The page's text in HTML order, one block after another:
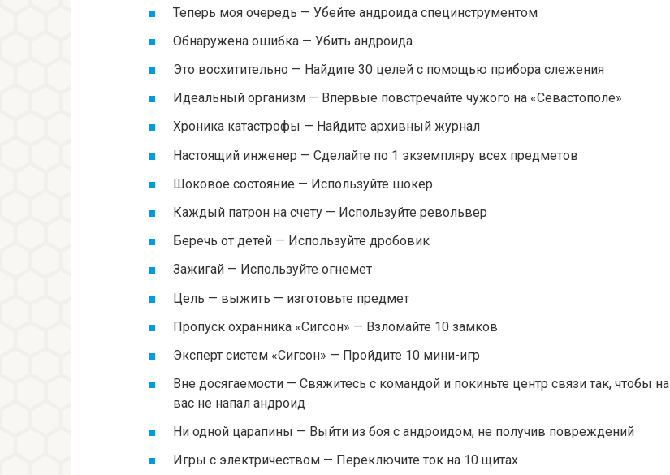
Теперь моя очередь — Убейте андроида специнструментом
Обнаружена ошибка — Убить андроида
Это восхитительно — Найдите 30 целей с помощью прибора слежения
Идеальный организм — Впервые повстречайте чужого на «Севастополе»
Хроника катастрофы — Найдите архивный журнал
Настоящий инженер — Сделайте по 1 экземпляру всех предметов
Шоковое состояние — Используйте шокер
Каждый патрон на счету — Используйте револьвер
Беречь от детей — Используйте дробовик
Зажигай — Используйте огнемет
Цель — выжить — изготовьте предмет
Пропуск охранника «Сигсон» — Взломайте 10 замков
Эксперт систем «Сигсон» — Пройдите 10 мини-игр
Вне досягаемости — Свяжитесь с командой и покиньте центр связи так, чтобы на
вас не напал андроид
Ни одной царапины — Выйти из боя с андроидом, не получив повреждений
Игры с электричеством — Переключите ток на 10 щитах